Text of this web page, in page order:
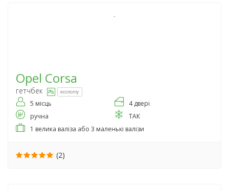
Opel Corsa
гетчбек economy
5 місць
4 двері
ручна
ТАК
1 велика валіза або 3 маленькі валізи
(2)